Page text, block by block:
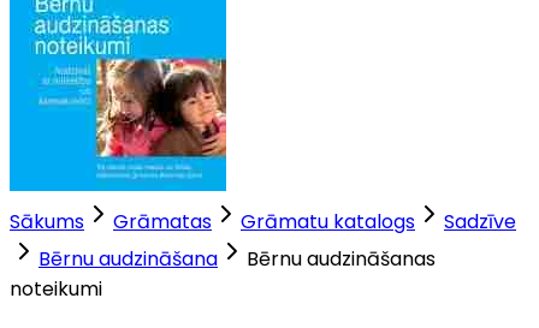
Sākums Grāmatas Grāmatu katalogs
Sadzīve
Bērnu audzināšana
Bērnu audzināšanas
noteikumi